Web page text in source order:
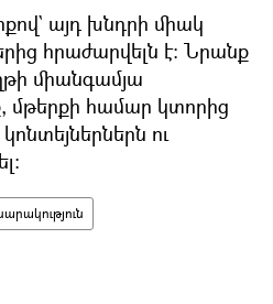
այդ խնդրի միակ
հրաժարվելն է։ Նրանք
միանգամյա
համար կտորից
ու